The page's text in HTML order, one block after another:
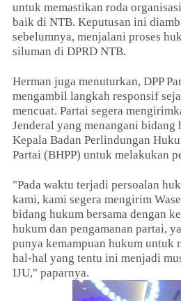
untuk memastikan roda
baik di NTB. Keputusan ini
sebelumnya, menjalani proses
siluman di DPRD NTB.
Herman juga menuturkan, DPP
mengambil langkah responsif
mencuat. Partai segera
Jenderal yang menangani bidang
Kepala Badan Perlindungan
Partai (BHPP) untuk melakukan
"Pada waktu terjadi persoalan
kami, kami segera mengirim
bidang hukum bersama dengan
hukum dan pengamanan partai,
punya kemampuan hukum untuk
hal-hal yang tentu ini menjadi
IJU," paparnya.